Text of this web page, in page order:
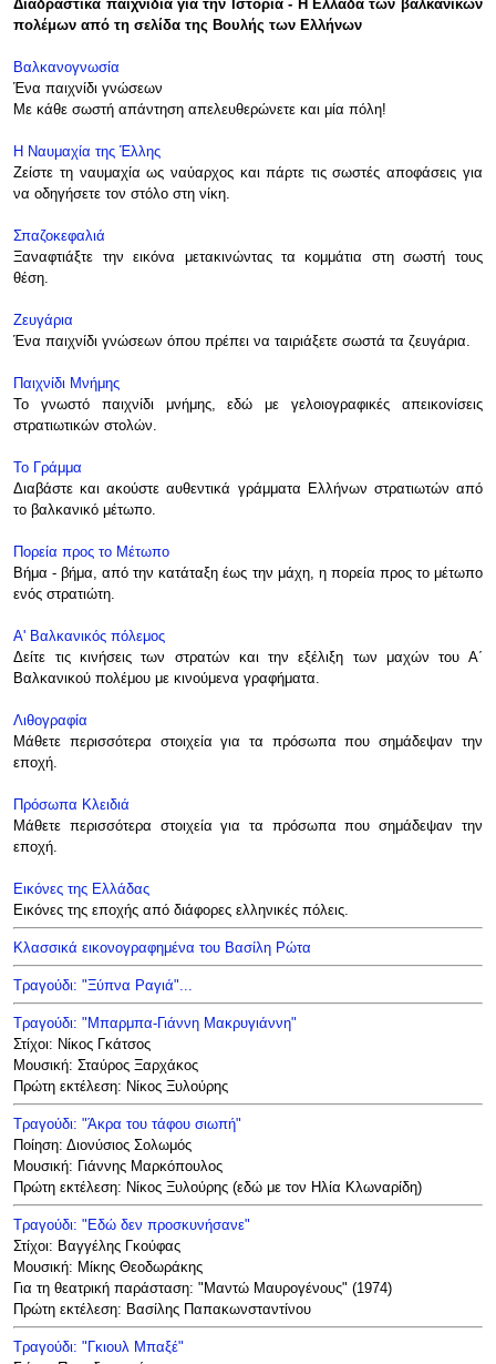
Διαδραστικά παιχνίδια για την Ιστορία - Η Ελλάδα των βαλκανικών
πολέμων από τη σελίδα της Βουλής των Ελλήνων
Βαλκανογνωσία
Ένα παιχνίδι γνώσεων
Με κάθε σωστή απάντηση απελευθερώνετε και μία πόλη!
Η Ναυμαχία της Έλλης
Ζείστε τη ναυμαχία ως ναύαρχος και πάρτε τις σωστές αποφάσεις για
να οδηγήσετε τον στόλο στη νίκη.
Σπαζοκεφαλιά
Ξαναφτιάξτε την εικόνα μετακινώντας τα κομμάτια στη σωστή τους
θέση.
Ζευγάρια
Ένα παιχνίδι γνώσεων όπου πρέπει να ταιριάξετε σωστά τα ζευγάρια.
Παιχνίδι Μνήμης
Το γνωστό παιχνίδι μνήμης, εδώ με γελοιογραφικές απεικονίσεις
στρατιωτικών στολών.
Το Γράμμα
Διαβάστε και ακούστε αυθεντικά γράμματα Ελλήνων στρατιωτών από
το βαλκανικό μέτωπο.
Πορεία προς το Μέτωπο
Βήμα - βήμα, από την κατάταξη έως την μάχη, η πορεία προς το μέτωπο
ενός στρατιώτη.
Α' Βαλκανικός πόλεμος
Δείτε τις κινήσεις των στρατών και την εξέλιξη των μαχών του Α΄
Βαλκανικού πολέμου με κινούμενα γραφήματα.
Λιθογραφία
Μάθετε περισσότερα στοιχεία για τα πρόσωπα που σημάδεψαν την
εποχή.
Πρόσωπα Κλειδιά
Μάθετε περισσότερα στοιχεία για τα πρόσωπα που σημάδεψαν την
εποχή.
Εικόνες της Ελλάδας
Εικόνες της εποχής από διάφορες ελληνικές πόλεις.
Κλασσικά εικονογραφημένα του Βασίλη Ρώτα
Τραγούδι: "Ξύπνα Ραγιά"...
Τραγούδι: "Μπαρμπα-Γιάννη Μακρυγιάννη"
Στίχοι: Νίκος Γκάτσος
Μουσική: Σταύρος Ξαρχάκος
Πρώτη εκτέλεση: Νίκος Ξυλούρης
Τραγούδι: "Άκρα του τάφου σιωπή"
Ποίηση: Διονύσιος Σολωμός
Μουσική: Γιάννης Μαρκόπουλος
Πρώτη εκτέλεση: Νίκος Ξυλούρης (εδώ με τον Ηλία Κλωναρίδη)
Τραγούδι: "Εδώ δεν προσκυνήσανε"
Στίχοι: Βαγγέλης Γκούφας
Μουσική: Μίκης Θεοδωράκης
Για τη θεατρική παράσταση: "Μαντώ Μαυρογένους" (1974)
Πρώτη εκτέλεση: Βασίλης Παπακωνσταντίνου
Τραγούδι: "Γκιουλ Μπαξέ"